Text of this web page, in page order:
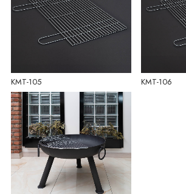
KMT-105 KMT-106